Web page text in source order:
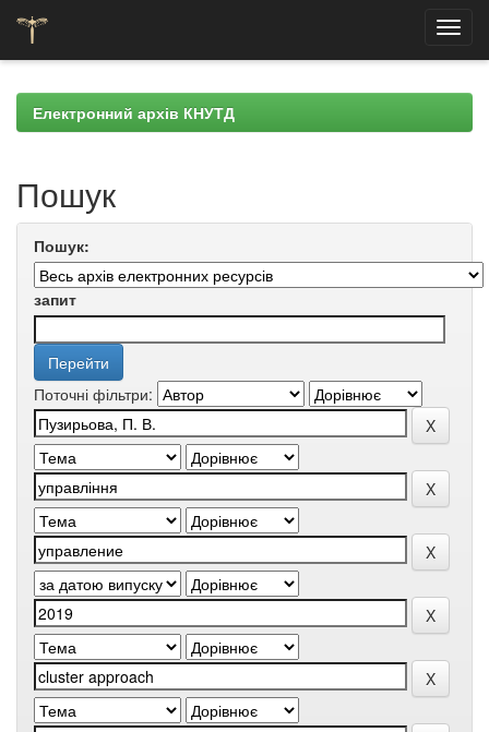
navigationЕлектронний архів КНУТД
Пошук
Пошук:
запит
Поточні фільтри: